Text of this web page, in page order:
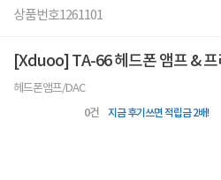
상품번호1261101
[Xduoo] TA-66 헤드폰 앰프 & 프
헤드폰앰프/DAC
0건 지금 후기쓰면 적립금 2배!